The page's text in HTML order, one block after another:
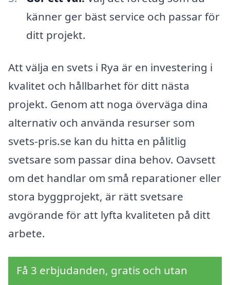
känner ger bäst service och passar för
ditt projekt.
Att välja en svets i Rya är en investering i
kvalitet och hållbarhet för ditt nästa
projekt. Genom att noga överväga dina
alternativ och använda resurser som
svets-pris.se kan du hitta en pålitlig
svetsare som passar dina behov. Oavsett
om det handlar om små reparationer eller
stora byggprojekt, är rätt svetsare
avgörande för att lyfta kvaliteten på ditt
arbete.
Få 3 erbjudanden, gratis och utan